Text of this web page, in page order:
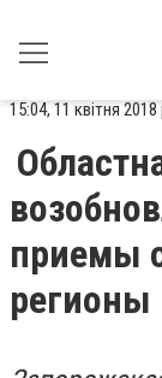
15:04, 11 квітня 2018
приемы
регионы